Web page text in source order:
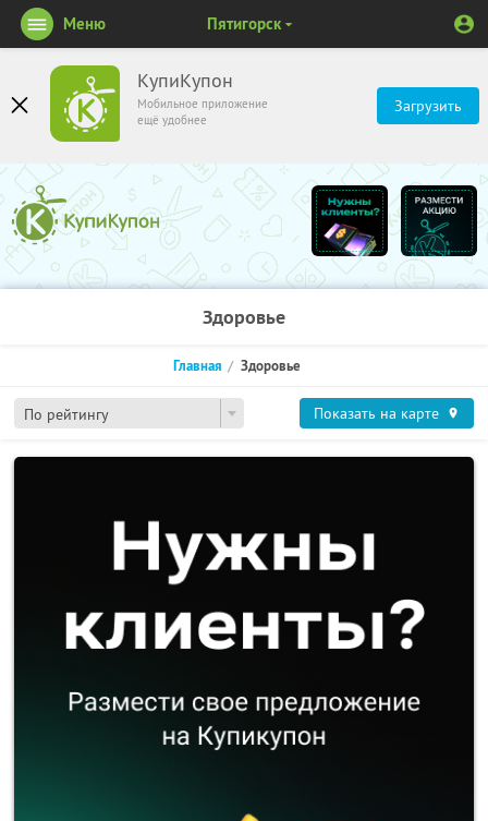
КупиКупон
Мобильное приложение
ещё удобнее
Загрузить
Меню Пятигорск
Здоровье
По рейтингу
Главная Здоровье
Показать на карте